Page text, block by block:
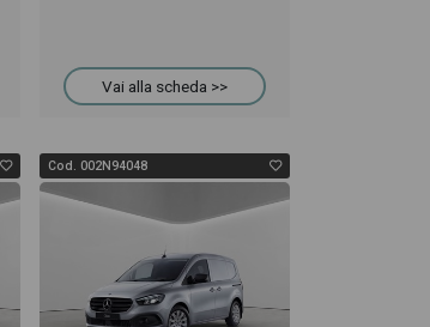
Vai alla scheda >>
Cod. 002N94048